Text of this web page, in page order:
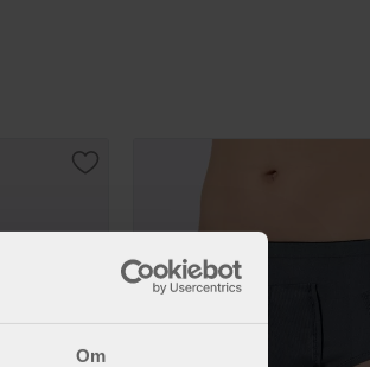
Om
Lägg till i favoriter